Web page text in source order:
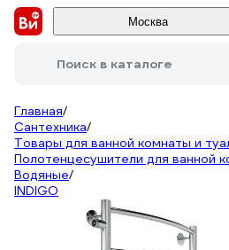
Москва
Поиск в каталоге
Главная/
Сантехника/
Товары для ванной комнаты и
Полотенцесушители для ванной
Водяные/
INDIGO